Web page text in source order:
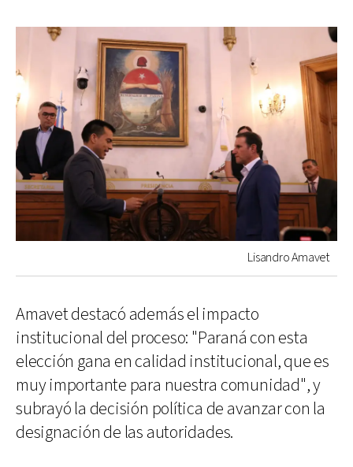
Lisandro Amavet
Amavet destacó además el impacto
institucional del proceso: "Paraná con esta
elección gana en calidad institucional, que es
muy importante para nuestra comunidad", y
subrayó la decisión política de avanzar con la
designación de las autoridades.